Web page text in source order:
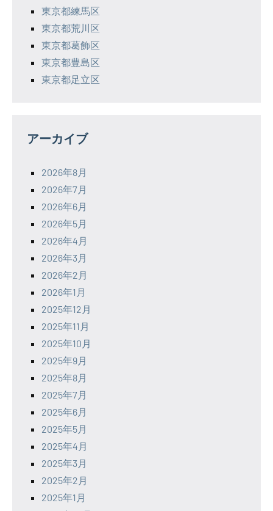
東京都練馬区
東京都荒川区
東京都葛飾区
東京都豊島区
東京都足立区
アーカイブ
2026年8月
2026年7月
2026年6月
2026年5月
2026年4月
2026年3月
2026年2月
2026年1月
2025年12月
2025年11月
2025年10月
2025年9月
2025年8月
2025年7月
2025年6月
2025年5月
2025年4月
2025年3月
2025年2月
2025年1月